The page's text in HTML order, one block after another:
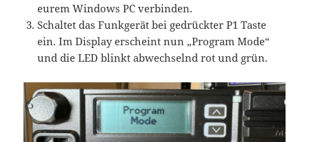
eurem Windows PC verbinden.
Schaltet das Funkgerät bei gedrückter P1 Taste
ein. Im Display erscheint nun „Program Mode“
und die LED blinkt abwechselnd rot und grün.